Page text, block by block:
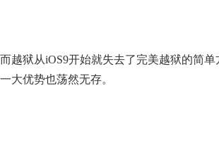
而越狱从iOS9开始就失去了完美越狱的简单
一大优势也荡然无存。